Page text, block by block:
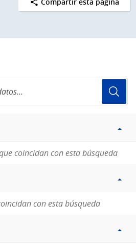
Compartir esta página
coincidan con esta búsqueda
con esta búsqueda